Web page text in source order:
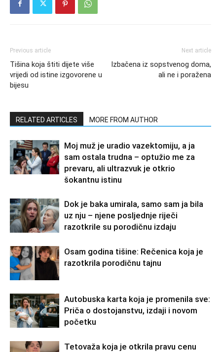
Previous article
Tišina koja štiti dijete više
vrijedi od istine izgovorene u
bijesu
Next article
Izbačena iz sopstvenog doma,
ali ne i poražena
RELATED ARTICLES MORE FROM AUTHOR
Moj muž je uradio vazektomiju, a ja
sam ostala trudna – optužio me za
prevaru, ali ultrazvuk je otkrio
šokantnu istinu
Dok je baka umirala, samo sam ja bila
uz nju – njene posljednje riječi
razotkrile su porodičnu izdaju
Osam godina tišine: Rečenica koja je
razotkrila porodičnu tajnu
Autobuska karta koja je promenila sve:
Priča o dostojanstvu, izdaji i novom
početku
Tetovaža koja je otkrila pravu cenu